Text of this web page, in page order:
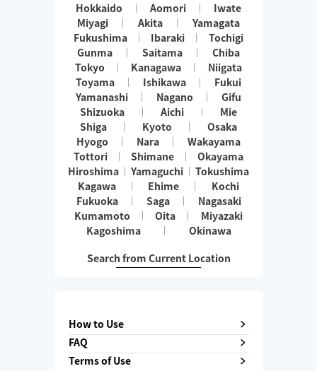
Hokkaido Aomori
Iwate
Miyagi
Akita
Yamagata
Fukushima
Ibaraki
Tochigi
Gunma
Saitama
Chiba
Tokyo
Kanagawa
Niigata
Toyama
Ishikawa
Fukui
Yamanashi
Nagano
Gifu
Shizuoka
Aichi
Mie
Shiga
Kyoto
Osaka
Hyogo
Nara
Wakayama
Tottori
Shimane
Okayama
Hiroshima
Yamaguchi
Tokushima
Kagawa
Ehime
Kochi
Fukuoka
Saga
Nagasaki
Kumamoto
Oita
Miyazaki
Kagoshima
Okinawa
Search from Current Location
How to Use
FAQ
Terms of Use